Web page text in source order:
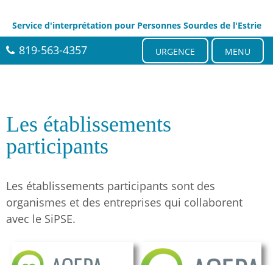
Service d'interprétation pour Personnes Sourdes de l'Estrie
819-563-4357 URGENCE MENU
Les établissements
participants
Les établissements participants sont des
organismes et des entreprises qui collaborent
avec le SiPSE.